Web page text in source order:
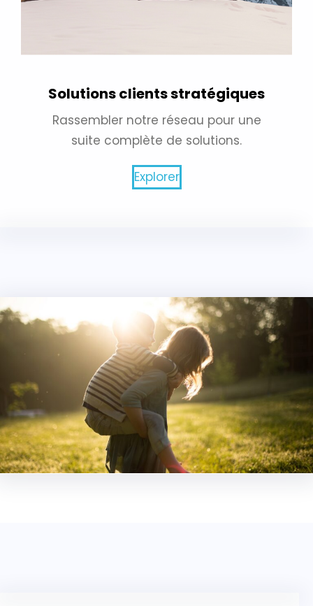
Solutions clients stratégiques
Rassembler notre réseau pour une
suite complète de solutions.
Explorer